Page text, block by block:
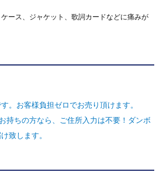
ース、ジャケット、歌詞カードなどに痛みが
。お客様負担ゼロでお売り頂けます。
持ちの方なら、ご住所入力は不要！ダンボ
致します。